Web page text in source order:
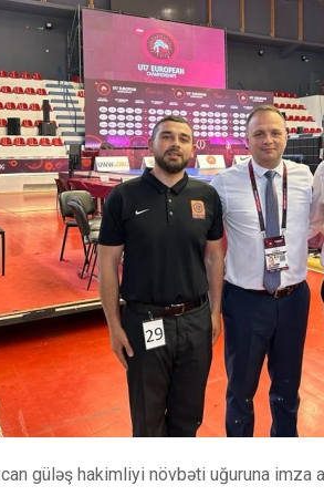
güləş hakimliyi növbəti uğuruna imza